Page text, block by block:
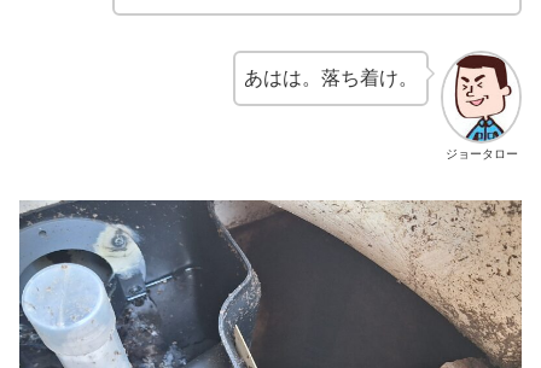
ジョータロー
あはは。落ち着け。